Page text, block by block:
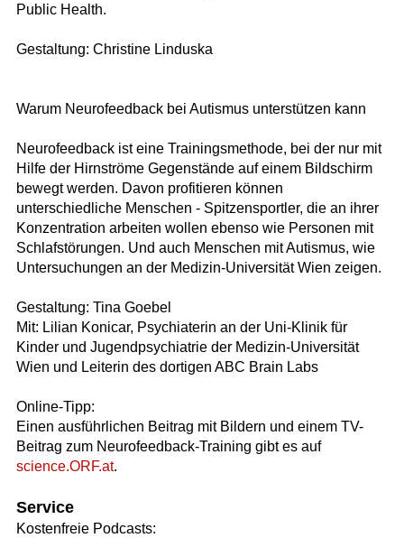
Public Health.
Gestaltung: Christine Linduska
Warum Neurofeedback bei Autismus unterstützen kann
Neurofeedback ist eine Trainingsmethode, bei der nur mit
Hilfe der Hirnströme Gegenstände auf einem Bildschirm
bewegt werden. Davon profitieren können
unterschiedliche Menschen - Spitzensportler, die an ihrer
Konzentration arbeiten wollen ebenso wie Personen mit
Schlafstörungen. Und auch Menschen mit Autismus, wie
Untersuchungen an der Medizin-Universität Wien zeigen.
Gestaltung: Tina Goebel
Mit: Lilian Konicar, Psychiaterin an der Uni-Klinik für
Kinder und Jugendpsychiatrie der Medizin-Universität
Wien und Leiterin des dortigen ABC Brain Labs
Online-Tipp:
Einen ausführlichen Beitrag mit Bildern und einem TV-
Beitrag zum Neurofeedback-Training gibt es auf
science.ORF.at.
Service
Kostenfreie Podcasts: